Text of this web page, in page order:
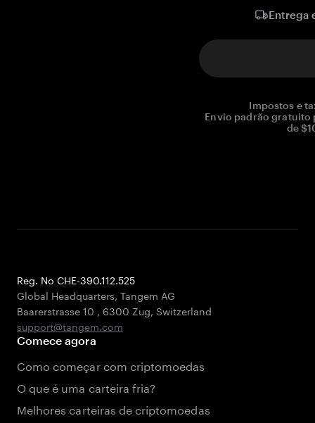
Entrega
Impostos e
Envio padrão gratuito
de
Reg. No CHE-390.112.525
Global Headquarters, Tangem AG
Baarerstrasse 10 , 6300 Zug, Switzerland
support@tangem.com
Comece agora
Como começar com criptomoedas
O que é uma carteira fria?
Melhores carteiras de criptomoedas